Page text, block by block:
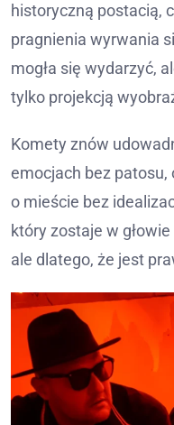
historyczną postacią,
pragnienia wyrwania
mogła się wydarzyć,
tylko projekcją
Komety znów
emocjach bez
o mieście bez
który zostaje w
ale dlatego, że jest